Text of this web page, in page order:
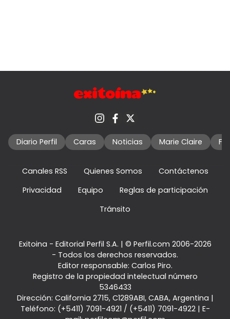
Diario Perfil Caras Noticias Marie Claire
Canales RSS Quienes Somos
Contáctenos
Privacidad
Equipo
Reglas de participación
Tránsito
Exitoina - Editorial Perfil S.A. | © Perfil.com 2006-2026
- Todos los derechos reservados.
Editor responsable: Carlos Piro.
Registro de la propiedad intelectual número
5346433
Dirección: California 2715, C1289ABI, CABA, Argentina |
Teléfono: (+5411) 7091-4921 / (+5411) 7091-4922| E-